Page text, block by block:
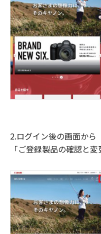
2.ログイン後の画面から
「ご登録製品の確認と